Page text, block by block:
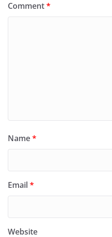
Comment*
Name*
Email*
Website